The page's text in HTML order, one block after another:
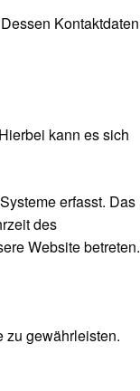
Kontaktdaten
kann es sich
erfasst. Das
des
Website betreten.
zu gewährleisten.